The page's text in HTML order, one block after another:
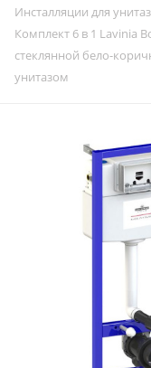
Инсталляции для
Комплект 6 в 1 Lavinia
стеклянной бело-
унитазом